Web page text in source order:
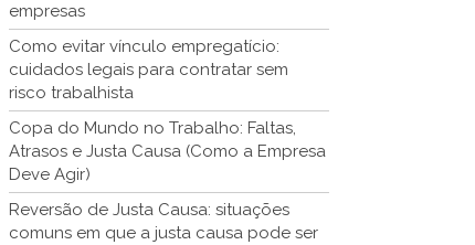
empresas
Como evitar vínculo empregatício:
cuidados legais para contratar sem
risco trabalhista
Copa do Mundo no Trabalho: Faltas,
Atrasos e Justa Causa (Como a Empresa
Deve Agir)
Reversão de Justa Causa: situações
comuns em que a justa causa pode ser